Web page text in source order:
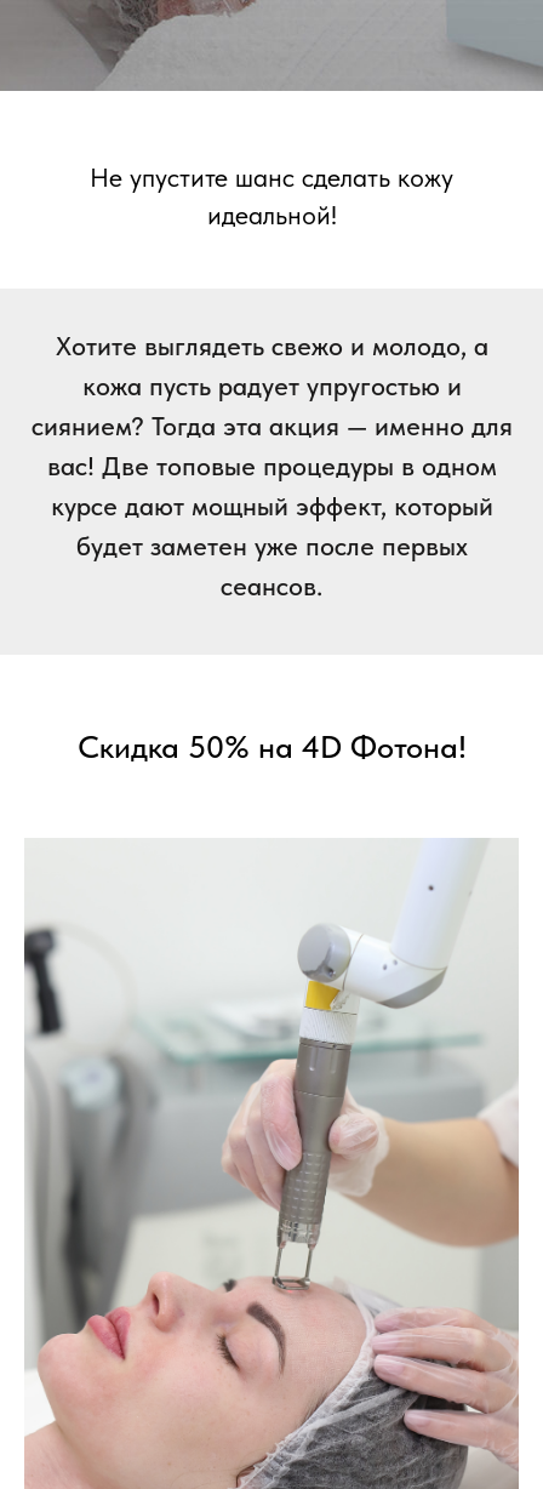
Не упустите шанс сделать кожу
идеальной!
Хотите выглядеть свежо и молодо, а
кожа пусть радует упругостью и
сиянием? Тогда эта акция — именно для
вас! Две топовые процедуры в одном
курсе дают мощный эффект, который
будет заметен уже после первых
сеансов.
Скидка 50% на 4D Фотона!